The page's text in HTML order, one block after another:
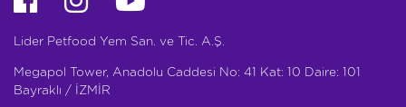
Lider Petfood Yem San. ve Tic. A.Ş.
Megapol Tower, Anadolu Caddesi No: 41 Kat: 10 Daire: 101
Bayraklı / İZMİR